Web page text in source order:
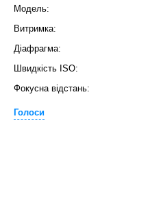
Модель:
Витримка:
Діафрагма:
Швидкість ISO:
Фокусна відстань:
Голоси